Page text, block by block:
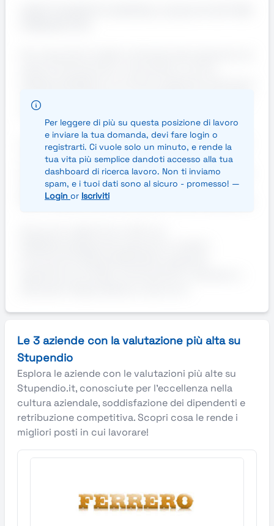
controllo qualità visivo e quantitativo di prodotti
iniettabili e confezionamento.
Si richiede esperienza pregressa nel ruolo, buona
manualità, disponibilità a lavoro su 2 turni.
Si propone iniziale contratto di somministrazione,
CCNL CHIMICA INDUSTRIA,14 mensilità, livello E4,
RAL: 27.580€ mensa aziendale e ticket restaurant.
Per leggere di più su questa posizione di lavoro
e inviare la tua domanda, devi fare login o
registrarti. Ci vuole solo un minuto, e rende la
tua vita più semplice dandoti accesso alla tua
dashboard di ricerca lavoro. Non ti inviamo
spam, e i tuoi dati sono al sicuro - promesso! —
Login or Iscriviti
Le 3 aziende con la valutazione più alta su
Stupendio
Esplora le aziende con le valutazioni più alte su
Stupendio.it, conosciute per l’eccellenza nella
cultura aziendale, soddisfazione dei dipendenti e
retribuzione competitiva. Scopri cosa le rende i
migliori posti in cui lavorare!